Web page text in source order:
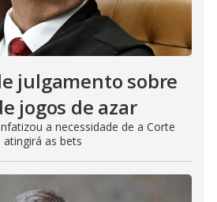
julgamento sobre
jogos de azar
a necessidade de a Corte
as bets